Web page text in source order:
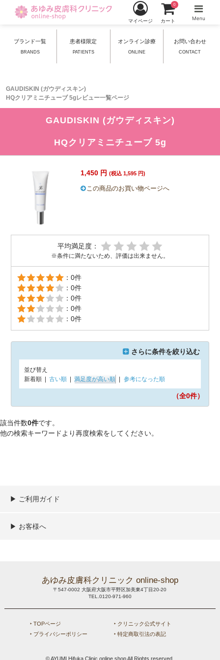
ブランド一覧
BRANDS
患者様限定
PATIENTS
オンライン診療
ONLINE
お問い合わせ
CONTACT
GAUDISKIN (ガウディスキン)
HQクリアミニチューブ 5gレビュー一覧ページ
マイページ カート
0
Menu
GAUDISKIN (ガウディスキン)
HQクリアミニチューブ 5g
1,450 円 (税込 1,595 円)
この商品のお買い物ページへ
平均満足度：
※条件に満たないため、評価は出来ません。
：0件
：0件
：0件
：0件
：0件
さらに条件を絞り込む
並び替え
新着順
古い順 満足度が高い順 参考になった順
（全0件）
該当件数0件です。
他の検索キーワードより再度検索をしてください。
▶︎ ご利用ガイド
ご利用ガイド
決済／配送／送料について
取り扱い商品一覧
顧客情報の取扱について
特定商取引法の表記
▶︎ お客様へ
あゆみ皮膚科クリニック online-shop
〒547-0002 大阪府大阪市平野区加美東4丁目20-20
TEL.0120-971-960
‣ TOPページ
‣ クリニック公式サイト
‣ プライバシーポリシー
‣ 特定商取引法の表記
© AYUMI Hifuka Clinic online shop All Rights reserved.